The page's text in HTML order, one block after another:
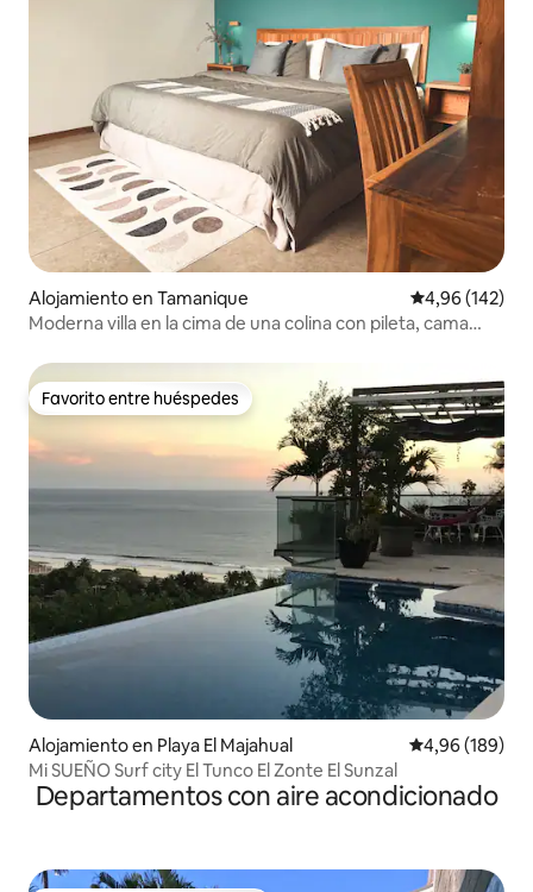
Alojamiento en Tamanique Calificación
4,96 (142)
Moderna villa en la cima de una colina con pileta, cama
Favorito entre huéspedes
Favorito entre huéspedes
Alojamiento en Playa El Majahual Calificación
4,96 (189)
Mi SUEÑO Surf city El Tunco El Zonte El Sunzal
Departamentos con aire acondicionado